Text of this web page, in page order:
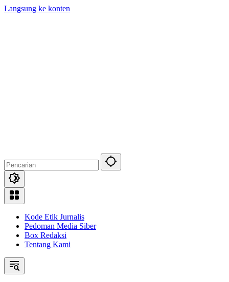
Langsung ke konten
Kode Etik Jurnalis
Pedoman Media Siber
Box Redaksi
Tentang Kami